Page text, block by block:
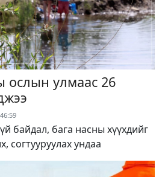
ослын улмаас 26
байдал, бага насны хүүхдийг
согтууруулах ундаа